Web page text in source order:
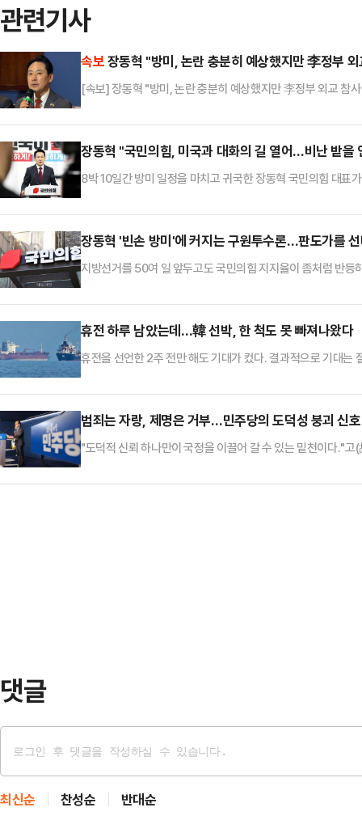
관련기사
속보장동혁 "방미, 논란 충분히 예상했지만 李정부
[속보] 장동혁 "방미, 논란 충분히 예상했지만 李정부 외교 참
장동혁 "국민의힘, 미국과 대화의 길 열어…비난 받을
8박 10일간 방미 일정을 마치고 귀국한 장동혁 국민의힘 대표
미국 정부 주요 인사들을 만나 통상 협상 등 산적한 경제 현안
같이 밝혔다.장 대표는 "헤리티지 재단, 미국국제공화연구소
"국민의힘이 미국과…
장동혁 '빈손 방미'에 커지는 구원투수론…판도가를
지방선거를 50여 일 앞두고도 국민의힘 지지율이 좀처럼 반
는 사실상 마지막 카드로 선대위원장 역할이 부각되면서 누가
다.오세훈 서울특별시장은 19일 서울 종로구의 한 식당에서
독립 선대위를 꾸렸다.오…
휴전 하루 남았는데…韓 선박, 한 척도 못 빠져나왔다
휴전을 선언한 2주 전만 해도 기대가 컸다. 결과적으로 기대
국 선박은 여전히 전장에서 벗어나지 못하고 있다.지난 8일 체
아가 종전을 기대하기에는 상황이 좋지 않다. 미국은 휴전 기
행위는 휴…
범죄는 자랑, 제명은 거부…민주당의 도덕성 붕괴 신
"도덕적 신뢰 하나만이 국정을 이끌어 갈 수 있는 밑천이다."
밑천이 바닥을 드러낸 정도가 아니라 아예 금고 문이 열려 있
댓글
최신순 찬성순 반대순